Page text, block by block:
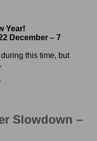
Year!
December – 7
during this time, but
Slowdown –